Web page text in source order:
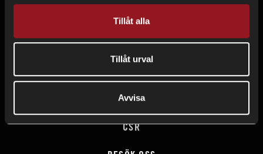
Tillåt alla
Tillåt urval
Avvisa
FINANSIERING
KÖP- OCH LEVERANSVILLKOR
VILLKOR OCH GARANTI
CSR